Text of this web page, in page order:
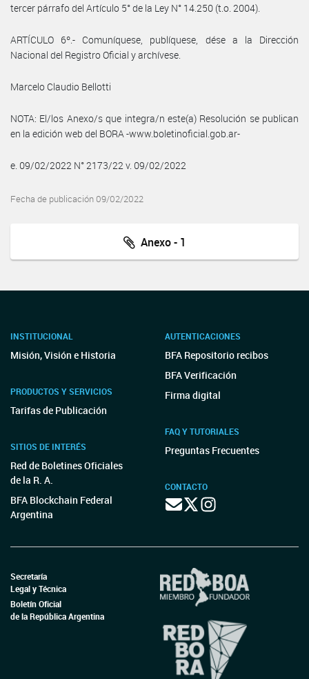
tercer párrafo del Artículo 5° de la Ley N° 14.250 (t.o. 2004).
ARTÍCULO 6º.- Comuníquese, publíquese, dése a la Dirección
Nacional del Registro Oficial y archívese.
Marcelo Claudio Bellotti
NOTA: El/los Anexo/s que integra/n este(a) Resolución se publican
en la edición web del BORA -www.boletinoficial.gob.ar-
e. 09/02/2022 N° 2173/22 v. 09/02/2022
Fecha de publicación 09/02/2022
Anexo - 1
INSTITUCIONAL
Misión, Visión e Historia
PRODUCTOS Y SERVICIOS
Tarifas de Publicación
SITIOS DE INTERÉS
Red de Boletines Oficiales
de la R. A.
BFA Blockchain Federal
Argentina
AUTENTICACIONES
BFA Repositorio recibos
BFA Verificación
Firma digital
FAQ Y TUTORIALES
Preguntas Frecuentes
CONTACTO
Secretaría
Legal y Técnica
Boletín Oficial
de la República Argentina